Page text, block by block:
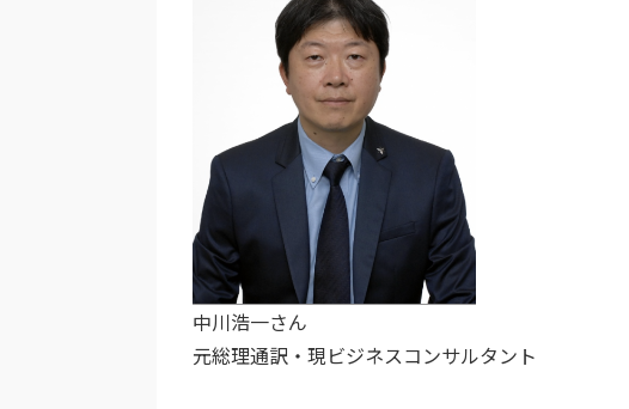
中川浩一さん
元総理通訳・現ビジネスコンサルタント